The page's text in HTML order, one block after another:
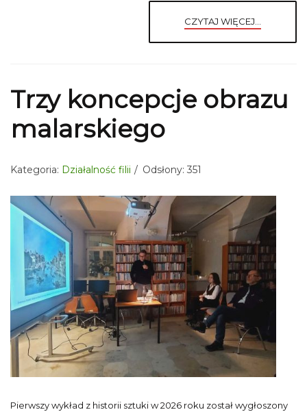
CZYTAJ WIĘCEJ...
Trzy koncepcje obrazu
malarskiego
Kategoria: Działalność filii Odsłony: 351
Pierwszy wykład z historii sztuki w 2026 roku został wygłoszony